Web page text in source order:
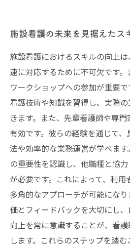
施設看護の未来を見据えたス
施設看護におけるスキルの向上
速に対応するために不可欠です。
ワークショップへの参加が重要
看護技術や知識を習得し、実際
きます。また、先輩看護師や専
有効です。彼らの経験を通じて
法や効率的な業務運営が学べま
の重要性を認識し、他職種と協
が必要です。これによって、利用
多角的なアプローチが可能にな
価とフィードバックを大切にし
向上を常に意識することが、看
します。これらのステップを踏